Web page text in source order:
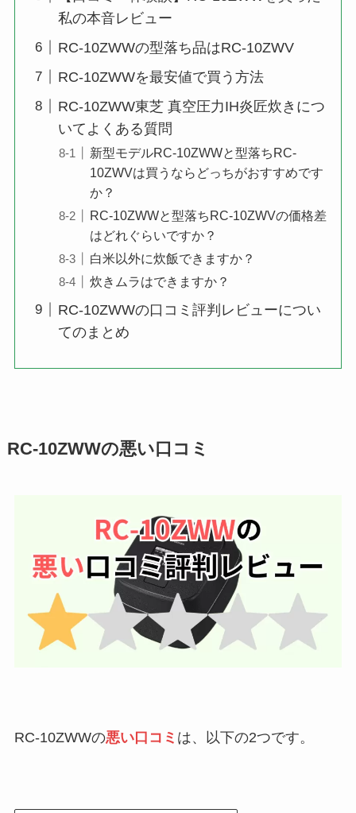
私の本音レビュー
RC-10ZWWの型落ち品はRC-10ZWV
RC-10ZWWを最安値で買う方法
RC-10ZWW東芝 真空圧力IH炎匠炊きにつ
いてよくある質問
新型モデルRC-10ZWWと型落ちRC-
10ZWVは買うならどっちがおすすめです
か？
RC-10ZWWと型落ちRC-10ZWVの価格差
はどれぐらいですか？
白米以外に炊飯できますか？
炊きムラはできますか？
RC-10ZWWの口コミ評判レビューについ
てのまとめ
RC-10ZWWの悪い口コミ
RC-10ZWWの悪い口コミ は、以下の2つです。